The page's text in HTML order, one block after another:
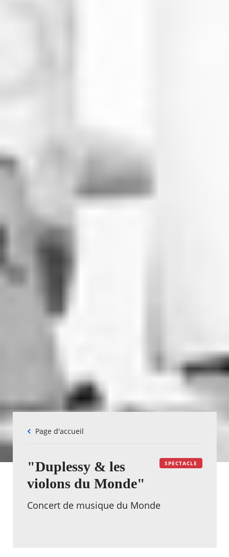
Fil
Page d'accueil
SPECTACLE
"Duplessy & les
violons du Monde"
Concert de musique du Monde